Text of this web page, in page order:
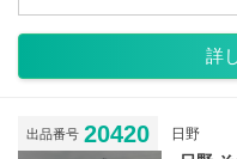
詳
出品番号 20420 日野